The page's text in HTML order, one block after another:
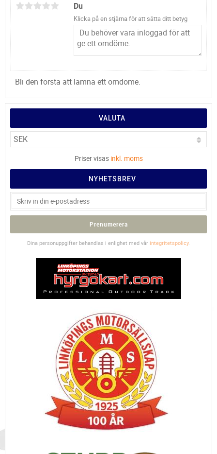
Du
Klicka på en stjärna för att sätta ditt betyg
Bli den första att lämna ett omdöme.
VALUTA
Priser visas inkl. moms
NYHETSBREV
Prenumerera
Dina personuppgifter behandlas i enlighet med vår integritetspolicy.